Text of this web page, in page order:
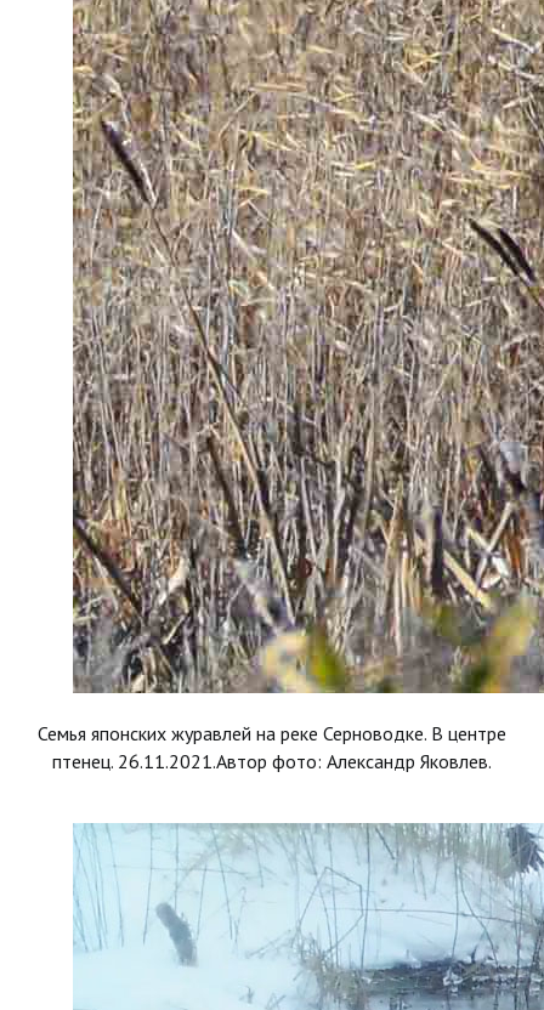
Семья японских журавлей на реке Серноводке. В центре
птенец. 26.11.2021.Автор фото: Александр Яковлев.